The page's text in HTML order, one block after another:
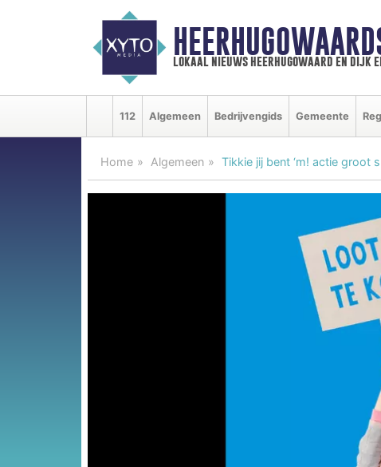
lokaal nieuws heerhugowaard en dijk
112 Algemeen Bedrijvengids Gemeente
Home Algemeen Tikkie jij bent ‘m! actie groot